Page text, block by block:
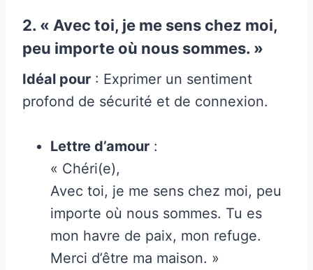
2. « Avec toi, je me sens chez moi,
peu importe où nous sommes. »
Idéal pour : Exprimer un sentiment
profond de sécurité et de connexion.
Lettre d’amour :
« Chéri(e),
Avec toi, je me sens chez moi, peu
importe où nous sommes. Tu es
mon havre de paix, mon refuge.
Merci d’être ma maison. »